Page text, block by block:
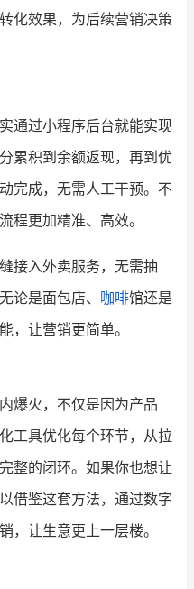
化效果，为后续营销决策
通过小程序后台就能实现
累积到余额返现，再到优
完成，无需人工干预。不
程更加精准、高效。
接入外卖服务，无需抽
论是面包店、 咖啡馆还是
，让营销更简单。
爆火，不仅是因为产品
工具优化每个环节，从拉
整的闭环。如果你也想让
借鉴这套方法，通过数字
，让生意更上一层楼。